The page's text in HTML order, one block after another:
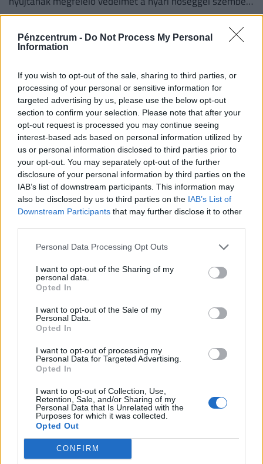
Pénzcentrum - Do Not Process My Personal
Information
If you wish to opt-out of the sale, sharing to third parties, or
processing of your personal or sensitive information for
targeted advertising by us, please use the below opt-out
section to confirm your selection. Please note that after your
opt-out request is processed you may continue seeing
interest-based ads based on personal information utilized by
us or personal information disclosed to third parties prior to
your opt-out. You may separately opt-out of the further
disclosure of your personal information by third parties on the
IAB’s list of downstream participants. This information may
also be disclosed by us to third parties on the IAB’s List of
Downstream Participants that may further disclose it to other
Personal Data Processing Opt Outs
I want to opt-out of the Sharing of my
personal data.
Opted In
I want to opt-out of the Sale of my
Personal Data.
Opted In
I want to opt-out of processing my
Personal Data for Targeted Advertising.
Opted In
I want to opt-out of Collection, Use,
Retention, Sale, and/or Sharing of my
Personal Data that Is Unrelated with the
Purposes for which it was collected.
Opted Out
CONFIRM
ezért aláírásgyűjtést indítottak a dolgozók egészségének
védelmében.
Így próbálják túlélni a kegyetlen hőséget a
magyar melósok: ingyen sör és jégkrém jár a
gyárakban
energiafogyasztásukat is mérsékelniük kell.
Így mehetsz hónapokra is szabadságra
anélkül, hogy rámenne az állásod: új
munkahelyi fogás ütötte fel a fejét
Magyarországon